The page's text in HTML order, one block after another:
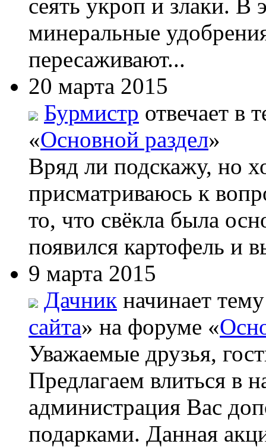
сеять укроп и злаки. В
минеральные
пересаживают...
20 марта 2015
Бурмистр отвечает в
«Основной раздел»
Вряд ли подскажу, но
присматриваюсь к
то, что свёкла была
появился картофель и
9 марта 2015
Дачник начинает
сайта» на форуме «
Уважаемые друзья,
Предлагаем влиться в
администрация Вас
подарками. Данная